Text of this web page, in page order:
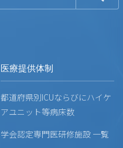
医療提供体制
都道府県別ICUならびにハイケ
アユニット等病床数
学会認定専門医研修施設 一覧